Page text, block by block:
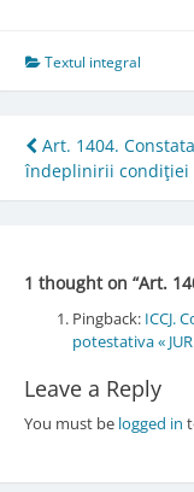
Textul integral
Post
Art. 1404.
îndeplinirii condiţiei
1 thought on “Art.
Pingback: ICCJ.
potestativa «
Leave a Reply
You must be logged in